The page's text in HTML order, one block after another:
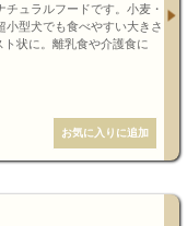
ュラルフードです。小麦・
小型犬でも食べやすい大きさ
状に。離乳食や介護食に